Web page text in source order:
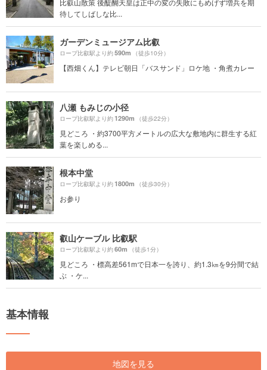
待してしばしな比...
ガーデンミュージアム比叡
ロープ比叡駅より約590m （徒歩10分）
【西畑くん】テレビ朝日「バスサンド」ロケ地 ・角煮カレー
八瀬 もみじの小径
ロープ比叡駅より約1290m （徒歩22分）
見どころ ・約3700平方メートルの広大な敷地内に群生する紅
葉を楽しめる...
根本中堂
ロープ比叡駅より約1800m （徒歩30分）
お参り
叡山ケーブル 比叡駅
ロープ比叡駅より約60m （徒歩1分）
見どころ ・標高差561mで日本一を誇り、約1.3㎞を9分間で結
ぶ ・ケ...
基本情報
地図を見る